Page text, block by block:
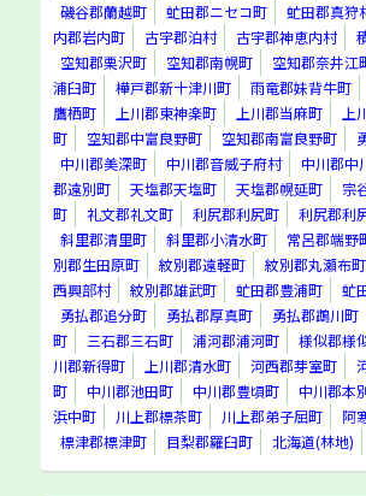
磯谷郡蘭越町
虻田郡ニセコ町
虻田郡真狩
内郡岩内町
古宇郡泊村 古宇郡神恵内村
空知郡栗沢町
空知郡南幌町
空知郡奈井江
浦臼町
樺戸郡新十津川町
雨竜郡妹背牛町
鷹栖町
上川郡東神楽町 上川郡当麻町
上
町
空知郡中富良野町 空知郡南富良野町
中川郡美深町
中川郡音威子府村
中川郡中
郡遠別町
天塩郡天塩町 天塩郡幌延町
宗
町
礼文郡礼文町 利尻郡利尻町
利尻郡利
斜里郡清里町
斜里郡小清水町
常呂郡端野
別郡生田原町
紋別郡遠軽町
紋別郡丸瀬布町
西興部村
紋別郡雄武町 虻田郡豊浦町
虻
勇払郡追分町
勇払郡厚真町
勇払郡鵡川町
町
三石郡三石町 浦河郡浦河町
様似郡様
川郡新得町
上川郡清水町 河西郡芽室町
町
中川郡池田町 中川郡豊頃町
中川郡本
浜中町
川上郡標茶町 川上郡弟子屈町
阿
標津郡標津町
目梨郡羅臼町 北海道(林地)